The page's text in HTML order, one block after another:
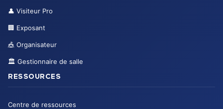
👤 Visiteur Pro
🏢 Exposant
🎪 Organisateur
🏛️ Gestionnaire de salle
RESSOURCES
Centre de ressources